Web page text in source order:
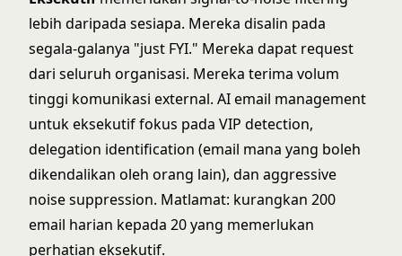
lebih daripada sesiapa. Mereka disalin pada
segala-galanya "just FYI." Mereka dapat request
dari seluruh organisasi. Mereka terima volum
tinggi komunikasi external. AI email management
untuk eksekutif fokus pada VIP detection,
delegation identification (email mana yang boleh
dikendalikan oleh orang lain), dan aggressive
noise suppression. Matlamat: kurangkan 200
email harian kepada 20 yang memerlukan
perhatian eksekutif.